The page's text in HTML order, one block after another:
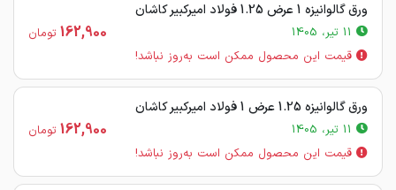
ورق گالوانیزه 1 عرض 1.25 فولاد امیرکبیر کاشان
162,900 تومان
قیمت این محصول ممکن است به‌روز نباشد!
ورق گالوانیزه 1.25 عرض 1 فولاد امیرکبیر کاشان
162,900 تومان
قیمت این محصول ممکن است به‌روز نباشد!